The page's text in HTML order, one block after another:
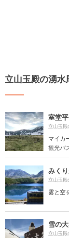
立山玉殿の湧水
室堂平
立山玉
マイカ
観光バ
みく
立山玉
雲と空
雪の
立山玉